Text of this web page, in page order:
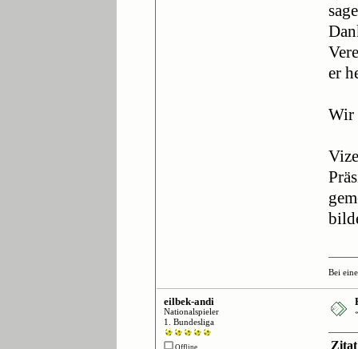
er
Wir
Bei
eilbek-andi
Nationalspieler
1. Bundesliga
Offline Zitat